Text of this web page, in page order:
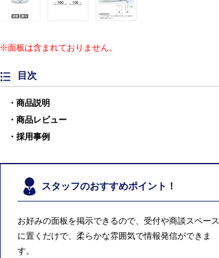
※面板は含まれておりません。
目次
商品説明
商品レビュー
採用事例
スタッフのおすすめポイント！
お好みの面板を掲示できるので、受付や商談スペース
に置くだけで、柔らかな雰囲気で情報発信ができま
す。